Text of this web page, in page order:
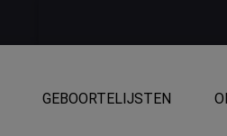
GEBOORTELIJSTEN